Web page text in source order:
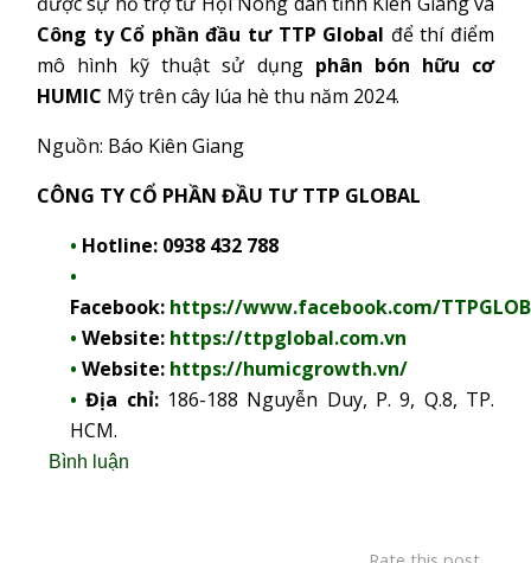
Công ty Cổ phần đầu tư TTP Global để thí điểm
mô hình kỹ thuật sử dụng phân bón hữu cơ
HUMIC Mỹ trên cây lúa hè thu năm 2024.
Nguồn: Báo Kiên Giang
CÔNG TY CỔ PHẦN ĐẦU TƯ TTP GLOBAL
Hotline: 0938 432 788
Facebook: https://www.facebook.com/
Website: https://ttpglobal.com.vn
Website: https://humicgrowth.vn/
Địa chỉ: 186-188 Nguyễn Duy, P. 9, Q.8, TP.
HCM.
Bình luận